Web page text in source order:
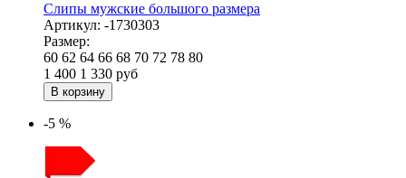
Слипы мужские большого размера
Артикул: -1730303
Размер:
60 62 64 66 68 70 72 78 80
1 400 1 330 руб
В корзину
-5 %